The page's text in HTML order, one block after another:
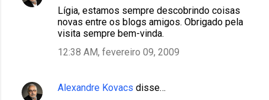
Lígia, estamos sempre descobrindo coisas
novas entre os blogs amigos. Obrigado pela
visita sempre bem-vinda.
12:38 AM, fevereiro 09, 2009
Alexandre Kovacs disse…